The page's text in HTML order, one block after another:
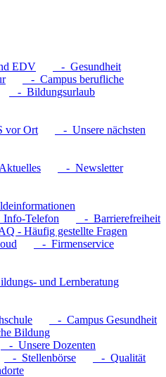
EDV
- Gesundheit
- Campus berufliche
- Bildungsurlaub
Ort
- Unsere nächsten
- Newsletter
Telefon
- Barrierefreiheit
- Häufig gestellte Fragen
- Firmenservice
und Lernberatung
- Campus Gesundheit
Bildung
- Unsere Dozenten
- Stellenbörse
- Qualität